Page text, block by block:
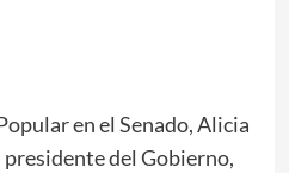
en el Senado, Alicia
del Gobierno,